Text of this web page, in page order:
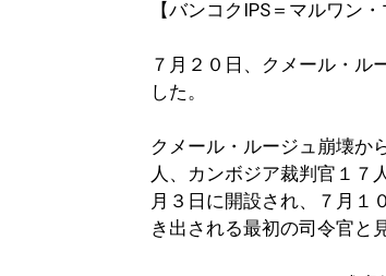
【バンコクIPS＝マルワン
７月２０日、クメール・ル
した。
クメール・ルージュ崩壊か
人、カンボジア裁判官１７
月３日に開設され、７月１
き出される最初の司令官と